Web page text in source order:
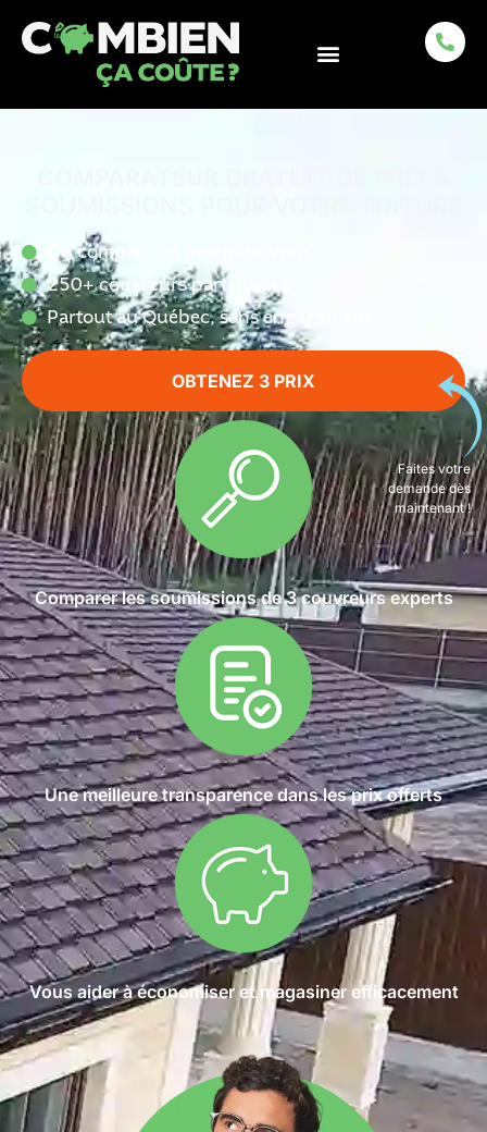
On compare les prix pour vous
250+ couvreurs partenaires
Partout au Québec, sans engagement
Faites votre
demande dès
maintenant !
OBTENEZ 3 PRIX
Comparer les soumissions de 3 couvreurs experts
Une meilleure transparence dans les prix offerts
Vous aider à économiser et magasiner efficacement